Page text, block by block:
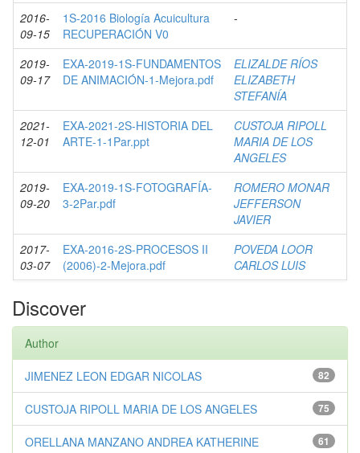
2016-
09-15
1S-2016 Biología Acuicultura
RECUPERACIÓN V0
-
2019-
09-17
EXA-2019-1S-FUNDAMENTOS
DE ANIMACIÓN-1-Mejora.pdf
ELIZALDE RÍOS
ELIZABETH
STEFANÍA
2021-
12-01
EXA-2021-2S-HISTORIA DEL
ARTE-1-1Par.ppt
CUSTOJA RIPOLL
MARIA DE LOS
ANGELES
2019-
09-20
EXA-2019-1S-FOTOGRAFÍA-
3-2Par.pdf
ROMERO MONAR
JEFFERSON
JAVIER
2017-
03-07
EXA-2016-2S-PROCESOS II
(2006)-2-Mejora.pdf
POVEDA LOOR
CARLOS LUIS
Discover
Author
82
JIMENEZ LEON EDGAR NICOLAS
75
CUSTOJA RIPOLL MARIA DE LOS ANGELES
61
ORELLANA MANZANO ANDREA KATHERINE